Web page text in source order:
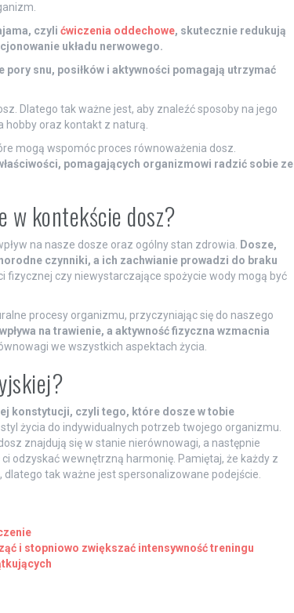
czyli ćwiczenia oddechowe, skutecznie redukują
układu nerwowego.
snu, posiłków i aktywności pomagają utrzymać
Dlatego tak ważne jest, aby znaleźć sposoby na jego
hobby oraz kontakt z naturą.
mogą wspomóc proces równoważenia dosz.
pomagających organizmowi radzić sobie ze
w kontekście dosz?
na nasze dosze oraz ogólny stan zdrowia. Dosze,
czynniki, a ich zachwianie prowadzi do braku
fizycznej czy niewystarczające spożycie wody mogą być
procesy organizmu, przyczyniając się do naszego
na trawienie, a aktywność fizyczna wzmacnia
we wszystkich aspektach życia.
konstytucji, czyli tego, które dosze w tobie
życia do indywidualnych potrzeb twojego organizmu.
znajdują się w stanie nierównowagi, a następnie
odzyskać wewnętrzną harmonię. Pamiętaj, że każdy z
tak ważne jest spersonalizowane podejście.
i stopniowo zwiększać intensywność treningu